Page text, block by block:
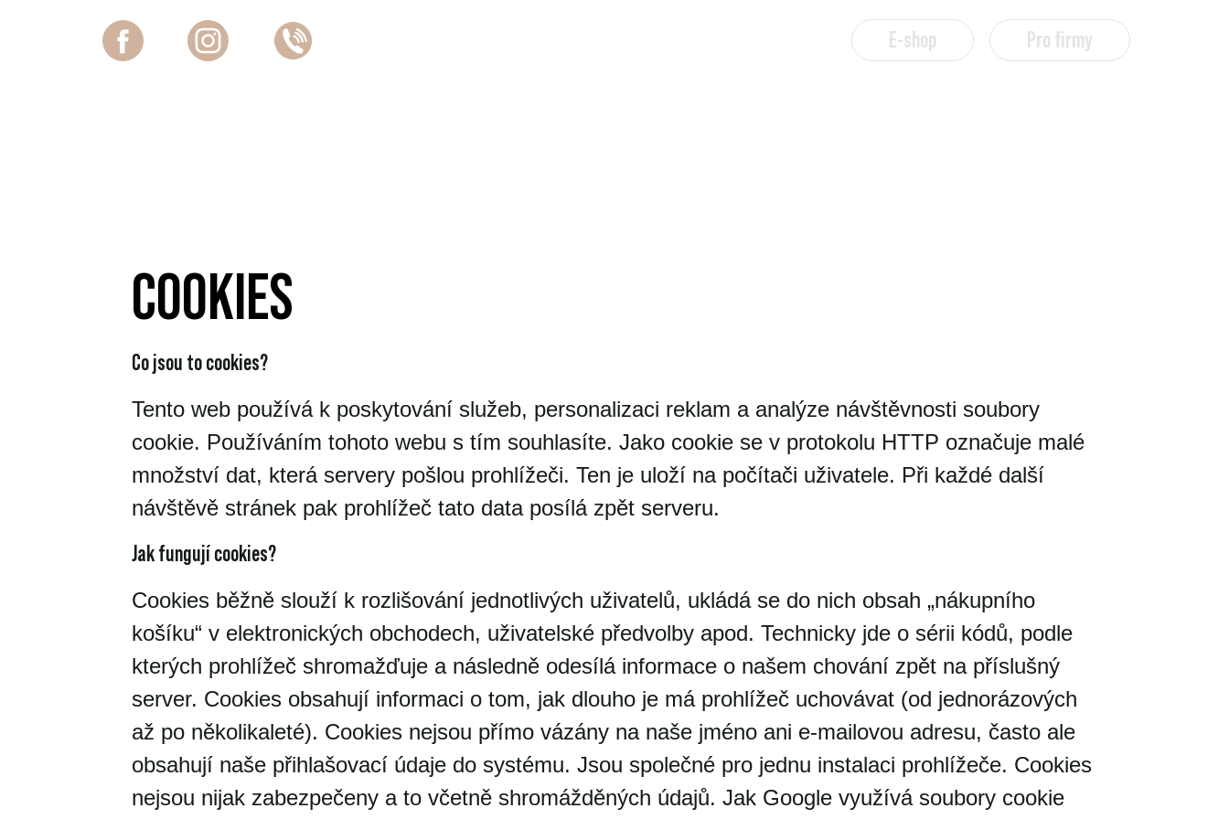
E-shop Pro firmy
COOKIES
Co jsou to cookies?
Tento web používá k poskytování služeb, personalizaci reklam a analýze návštěvnosti soubory
cookie. Používáním tohoto webu s tím souhlasíte. Jako cookie se v protokolu HTTP označuje malé
množství dat, která servery pošlou prohlížeči. Ten je uloží na počítači uživatele. Při každé další
návštěvě stránek pak prohlížeč tato data posílá zpět serveru.
Jak fungují cookies?
Cookies běžně slouží k rozlišování jednotlivých uživatelů, ukládá se do nich obsah „nákupního
košíku“ v elektronických obchodech, uživatelské předvolby apod. Technicky jde o sérii kódů, podle
kterých prohlížeč shromažďuje a následně odesílá informace o našem chování zpět na příslušný
server. Cookies obsahují informaci o tom, jak dlouho je má prohlížeč uchovávat (od jednorázových
až po několikaleté). Cookies nejsou přímo vázány na naše jméno ani e-mailovou adresu, často ale
obsahují naše přihlašovací údaje do systému. Jsou společné pro jednu instalaci prohlížeče. Cookies
nejsou nijak zabezpečeny a to včetně shromážděných údajů. Jak Google využívá soubory cookie